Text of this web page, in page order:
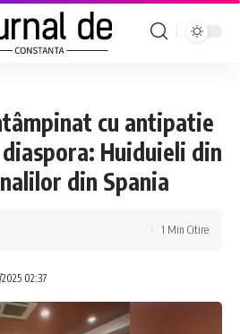
cu antipatie
Huiduieli din
din Spania
02:37
1 Min Citire